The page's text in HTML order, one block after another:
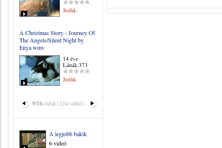
Jedlik
A Christmas Story - Journey Of
The Angels/Silent Night by
Enya.wmv
14 éve
Látták:373
Jedlik
9/16oldal (124 videó)
A legjobb bakik
6 videó